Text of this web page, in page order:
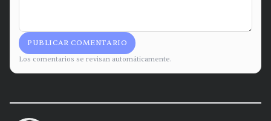
PUBLICAR COMENTARIO
Los comentarios se revisan automáticamente.